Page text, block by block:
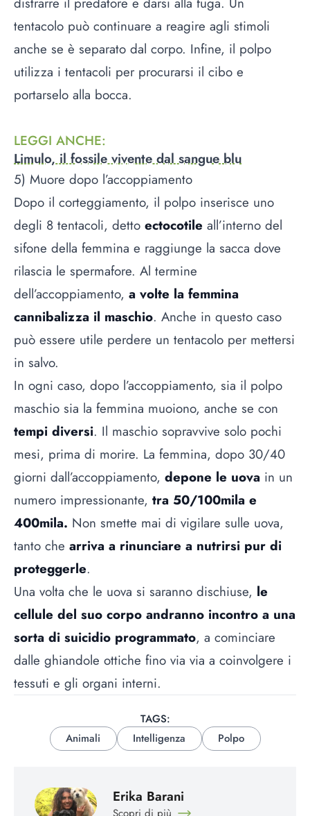
tentacolo può continuare a reagire agli stimoli
anche se è separato dal corpo. Infine, il polpo
utilizza i tentacoli per procurarsi il cibo e
portarselo alla bocca.
LEGGI ANCHE:
Limulo, il fossile vivente dal sangue blu
5) Muore dopo l’accoppiamento
Dopo il corteggiamento, il polpo inserisce uno
degli 8 tentacoli, detto ectocotile all’interno del
sifone della femmina e raggiunge la sacca dove
rilascia le spermafore. Al termine
dell’accoppiamento, a volte la femmina
cannibalizza il maschio. Anche in questo caso
può essere utile perdere un tentacolo per mettersi
in salvo.
In ogni caso, dopo l’accoppiamento, sia il polpo
maschio sia la femmina muoiono, anche se con
tempi diversi. Il maschio sopravvive solo pochi
mesi, prima di morire. La femmina, dopo 30/40
giorni dall’accoppiamento, depone le uova in un
numero impressionante, tra 50/100mila e
400mila. Non smette mai di vigilare sulle uova,
tanto che arriva a rinunciare a nutrirsi pur di
proteggerle.
Una volta che le uova si saranno dischiuse, le
cellule del suo corpo andranno incontro a una
sorta di suicidio programmato, a cominciare
dalle ghiandole ottiche fino via via a coinvolgere i
tessuti e gli organi interni.
TAGS:
Animali
Intelligenza Polpo
Erika Barani